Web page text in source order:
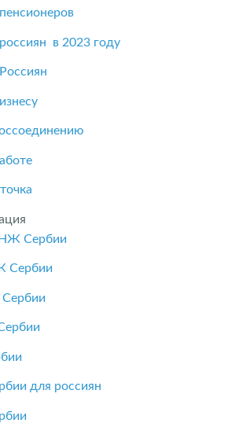
в 2023 году
Сербии
Сербии
для россиян